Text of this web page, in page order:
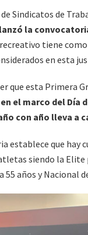
Sindicatos de
la
tiene
en esta
que esta Primera
el marco del Día
con año lleva a
establece que hay
siendo la Elite
55 años y Nacional